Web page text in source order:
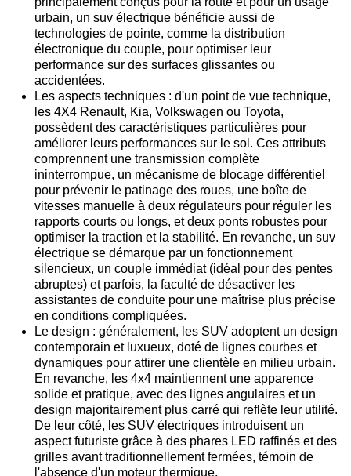
urbain, un suv électrique bénéficie aussi de
technologies de pointe, comme la distribution
électronique du couple, pour optimiser leur
performance sur des surfaces glissantes ou
accidentées.
Les aspects techniques : d'un point de vue technique,
les 4X4 Renault, Kia, Volkswagen ou Toyota,
possèdent des caractéristiques particulières pour
améliorer leurs performances sur le sol. Ces attributs
comprennent une transmission complète
ininterrompue, un mécanisme de blocage différentiel
pour prévenir le patinage des roues, une boîte de
vitesses manuelle à deux régulateurs pour réguler les
rapports courts ou longs, et deux ponts robustes pour
optimiser la traction et la stabilité. En revanche, un suv
électrique se démarque par un fonctionnement
silencieux, un couple immédiat (idéal pour des pentes
abruptes) et parfois, la faculté de désactiver les
assistantes de conduite pour une maîtrise plus précise
en conditions compliquées.
Le design : généralement, les SUV adoptent un design
contemporain et luxueux, doté de lignes courbes et
dynamiques pour attirer une clientèle en milieu urbain.
En revanche, les 4x4 maintiennent une apparence
solide et pratique, avec des lignes angulaires et un
design majoritairement plus carré qui reflète leur utilité.
De leur côté, les SUV électriques introduisent un
aspect futuriste grâce à des phares LED raffinés et des
grilles avant traditionnellement fermées, témoin de
l'absence d'un moteur thermique.